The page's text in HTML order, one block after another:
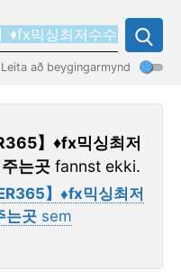
Leita að beygingarmynd
】♦fx믹싱최저
는곳 fannst ekki.
】♦fx믹싱최저
는곳 sem